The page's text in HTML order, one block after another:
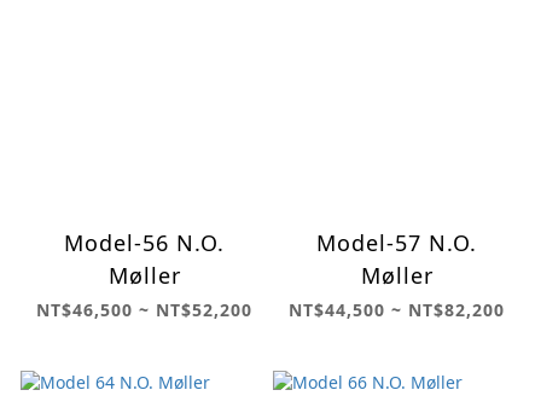
Model-56 N.O.
Møller
NT$46,500 ~ NT$52,200
Model-57 N.O.
Møller
NT$44,500 ~ NT$82,200